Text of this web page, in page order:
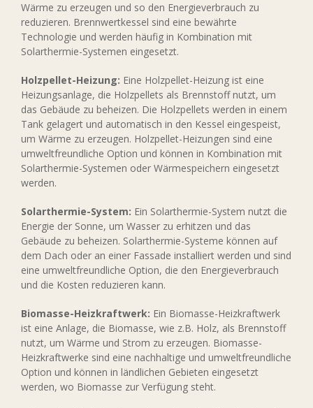
Wärme zu erzeugen und so den Energieverbrauch zu
reduzieren. Brennwertkessel sind eine bewährte
Technologie und werden häufig in Kombination mit
Solarthermie-Systemen eingesetzt.
Holzpellet-Heizung: Eine Holzpellet-Heizung ist eine
Heizungsanlage, die Holzpellets als Brennstoff nutzt, um
das Gebäude zu beheizen. Die Holzpellets werden in einem
Tank gelagert und automatisch in den Kessel eingespeist,
um Wärme zu erzeugen. Holzpellet-Heizungen sind eine
umweltfreundliche Option und können in Kombination mit
Solarthermie-Systemen oder Wärmespeichern eingesetzt
werden.
Solarthermie-System: Ein Solarthermie-System nutzt die
Energie der Sonne, um Wasser zu erhitzen und das
Gebäude zu beheizen. Solarthermie-Systeme können auf
dem Dach oder an einer Fassade installiert werden und sind
eine umweltfreundliche Option, die den Energieverbrauch
und die Kosten reduzieren kann.
Biomasse-Heizkraftwerk: Ein Biomasse-Heizkraftwerk
ist eine Anlage, die Biomasse, wie z.B. Holz, als Brennstoff
nutzt, um Wärme und Strom zu erzeugen. Biomasse-
Heizkraftwerke sind eine nachhaltige und umweltfreundliche
Option und können in ländlichen Gebieten eingesetzt
werden, wo Biomasse zur Verfügung steht.